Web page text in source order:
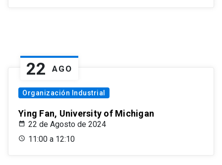
22 AGO
Organización Industrial
Ying Fan, University of Michigan
22 de Agosto de 2024
11:00 a 12:10